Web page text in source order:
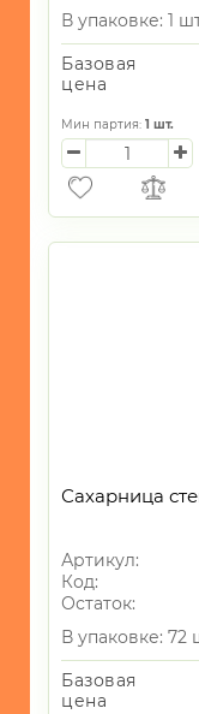
В упаковке: 1
Базовая
цена
Мин партия: 1 шт.
Сахарница
Артикул:
Код:
Остаток:
В упаковке: 72
Базовая
цена